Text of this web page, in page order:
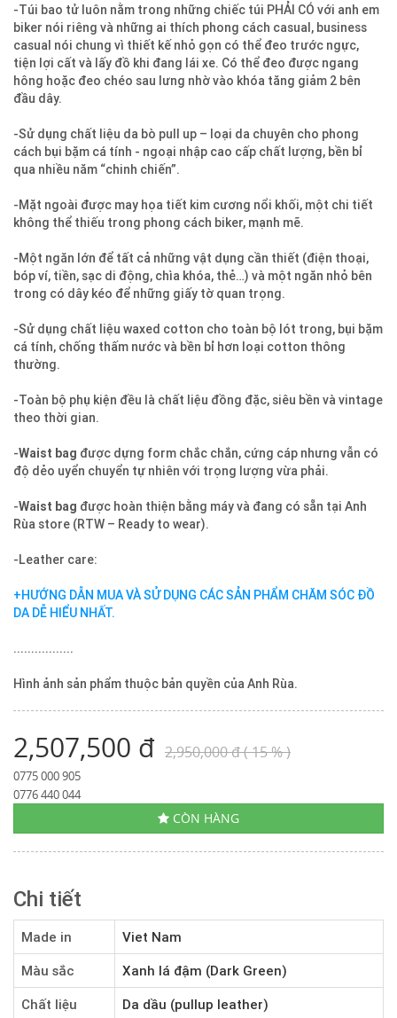
-Túi bao tử luôn nằm trong những chiếc túi PHẢI CÓ với anh em
biker nói riêng và những ai thích phong cách casual, business
casual nói chung vì thiết kế nhỏ gọn có thể đeo trước ngực,
tiện lợi cất và lấy đồ khi đang lái xe. Có thể đeo được ngang
hông hoặc đeo chéo sau lưng nhờ vào khóa tăng giảm 2 bên
đầu dây.
-Sử dụng chất liệu da bò pull up – loại da chuyên cho phong
cách bụi bặm cá tính - ngoại nhập cao cấp chất lượng, bền bỉ
qua nhiều năm “chinh chiến”.
-Mặt ngoài được may họa tiết kim cương nổi khối, một chi tiết
không thể thiếu trong phong cách biker, mạnh mẽ.
-Một ngăn lớn để tất cả những vật dụng cần thiết (điện thoại,
bóp ví, tiền, sạc di động, chìa khóa, thẻ…) và một ngăn nhỏ bên
trong có dây kéo để những giấy tờ quan trọng.
-Sử dụng chất liệu waxed cotton cho toàn bộ lót trong, bụi bặm
cá tính, chống thấm nước và bền bỉ hơn loại cotton thông
thường.
-Toàn bộ phụ kiện đều là chất liệu đồng đặc, siêu bền và vintage
theo thời gian.
-Waist bag được dựng form chắc chắn, cứng cáp nhưng vẫn có
độ dẻo uyển chuyển tự nhiên với trọng lượng vừa phải.
-Waist bag được hoàn thiện bằng máy và đang có sẵn tại Anh
Rùa store (RTW – Ready to wear).
-Leather care:
+HƯỚNG DẪN MUA VÀ SỬ DỤNG CÁC SẢN PHẨM CHĂM SÓC ĐỒ
DA DỄ HIỂU NHẤT.
.................
Hình ảnh sản phẩm thuộc bản quyền của Anh Rùa.
2,507,500 đ 2,950,000 đ ( 15 % )
0775 000 905
0776 440 044
CÒN HÀNG
Chi tiết
Made in
Viet Nam
Màu sắc
Xanh lá đậm (Dark Green)
Chất liệu
Da dầu (pullup leather)